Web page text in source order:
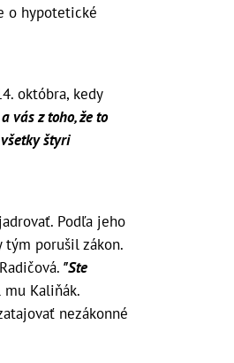
o hypotetické
októbra, kedy
vás z toho, že to
štyri
Podľa jeho
porušil zákon.
"Ste
mu Kaliňák.
nezákonné